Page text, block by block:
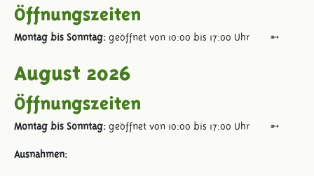
Öffnungszeiten
Montag bis Sonntag: geöffnet von 10:00 bis 17:00 Uhr
August 2026
Öffnungszeiten
Montag bis Sonntag: geöffnet von 10:00 bis 17:00 Uhr
Ausnahmen: